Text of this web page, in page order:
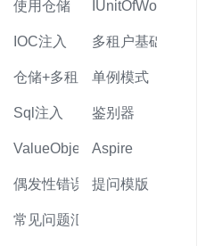
使用仓储 IUnitOfWork
IOC注入 多租户基础
仓储+多租户单例模式
Sql注入 鉴别器
ValueObject值对象
Aspire
偶发性错误 提问模版
常见问题汇总